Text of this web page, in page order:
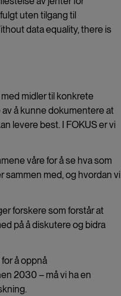
uten tilgang til
data equality, there is
midler til konkrete
av å kunne dokumentere at
levere best. I FOKUS er vi
våre for å se hva som
sammen med, og hvordan vi
forskere som forstår at
på å diskutere og bidra
å oppnå
2030 – må vi ha en